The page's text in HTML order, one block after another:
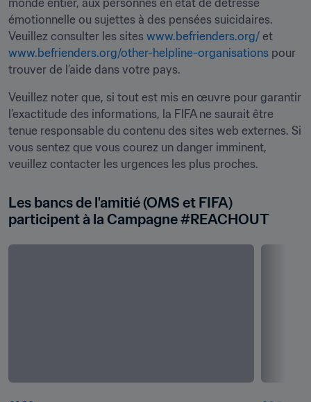
émotionnelle ou sujettes à des pensées suicidaires.
Veuillez consulter les sites www.befrienders.org/
www.befrienders.org/other-helpline-organisations pour
trouver de l’aide dans votre pays.
Veuillez noter que, si tout est mis en œuvre pour garantir
l’exactitude des informations, la FIFA ne saurait être
tenue responsable du contenu des sites web externes. Si
vous sentez que vous courez un danger imminent,
veuillez contacter les urgences les plus proches.
Les bancs de l'amitié (OMS et FIFA)
participent à la Campagne #REACHOUT